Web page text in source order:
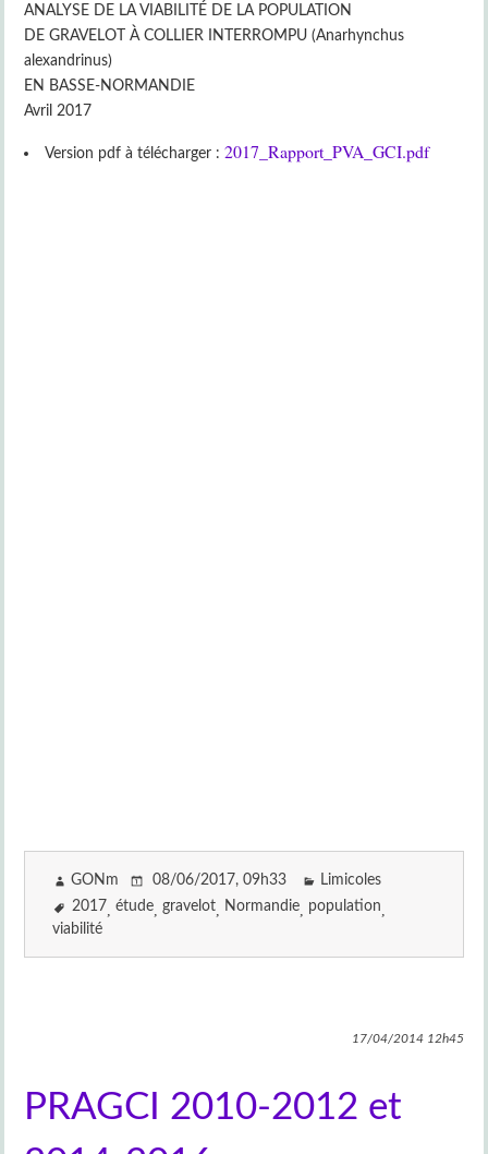
ANALYSE DE LA VIABILITÉ DE LA POPULATION
DE GRAVELOT À COLLIER INTERROMPU (Anarhynchus
alexandrinus)
EN BASSE-NORMANDIE
Avril 2017
Version pdf à télécharger :2017_Rapport_PVA_GCI.pdf
GONm 08/06/2017, 09h33
Limicoles
2017 étude gravelot Normandie population
viabilité
17/04/201412h45
PRAGCI 2010-2012 et